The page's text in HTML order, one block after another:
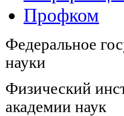
Профком
Федеральное
науки
Физический
академии наук